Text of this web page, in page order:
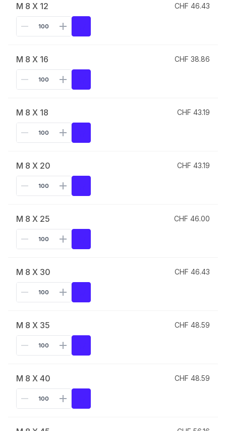
M 8 X 12 CHF 46.43
M 8 X 16 CHF 38.86
M 8 X 18 CHF 43.19
M 8 X 20 CHF 43.19
M 8 X 25 CHF 46.00
M 8 X 30 CHF 46.43
M 8 X 35 CHF 48.59
M 8 X 40 CHF 48.59